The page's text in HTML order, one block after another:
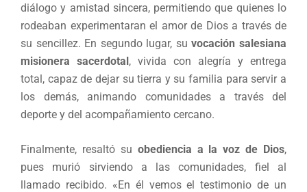
diálogo y amistad sincera, permitiendo que quienes lo
rodeaban experimentaran el amor de Dios a través de
su sencillez. En segundo lugar, suvocación salesiana
misionera sacerdotal, vivida con alegría y entrega
total, capaz de dejar su tierra y su familia para servir a
los demás, animando comunidades a través del
deporte y del acompañamiento cercano.
Finalmente, resaltó su obediencia a la voz de Dios,
pues murió sirviendo a las comunidades, fiel al
llamado recibido. «En él vemos el testimonio de un